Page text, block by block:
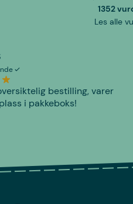
1352
Les alle
bestilling, varer
i pakkeboks!